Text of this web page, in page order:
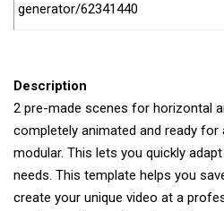
generator/62341440
Description
2 pre-made scenes for horizontal
completely animated and ready
modular. This lets you quickly
needs. This template helps you
create your unique video at a